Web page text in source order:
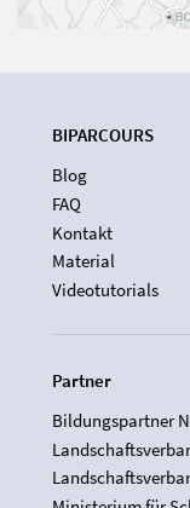
BIPARCOURS
Blog
FAQ
Kontakt
Material
Videotutorials
Partner
Bildungspartner